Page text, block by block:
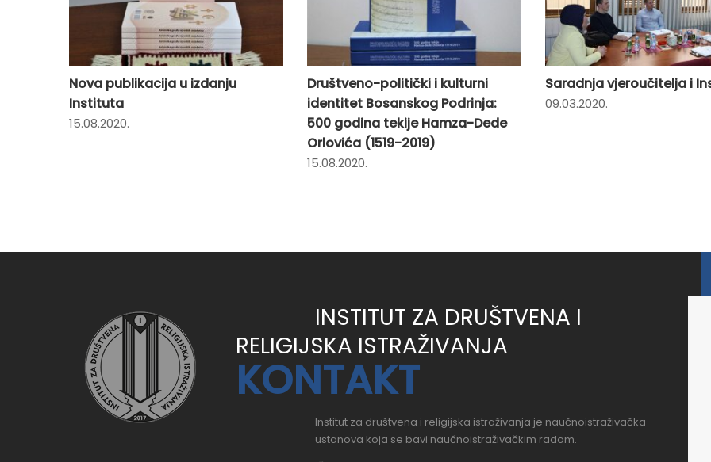
Nova publikacija u izdanju
Instituta
15.08.2020.
Društveno-politički i kulturni
identitet Bosanskog Podrinja:
500 godina tekije Hamza-Dede
Orlovića (1519-2019)
15.08.2020.
Saradnja vjeroučitelja i
09.03.2020.
INSTITUT ZA DRUŠTVENA I
RELIGIJSKA ISTRAŽIVANJA
KONTAKT
Institut za društvena i religijska istraživanja je naučnoistraživačka
ustanova koja se bavi naučnoistraživačkim radom.